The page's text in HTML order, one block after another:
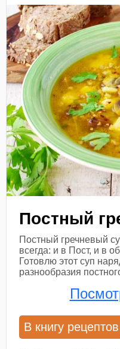
Постный
Постный гречневый
всегда: и в Пост, и в
Готовлю этот суп
разнообразия
В книгу рецептов